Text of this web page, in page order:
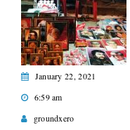
January 22, 2021
6:59 am
groundxero